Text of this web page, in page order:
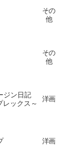
その
他
その
他
ジン日記
ックス～
洋画
洋画